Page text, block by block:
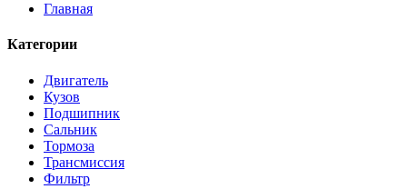
Главная
Категории
Двигатель
Кузов
Подшипник
Сальник
Тормоза
Трансмиссия
Фильтр